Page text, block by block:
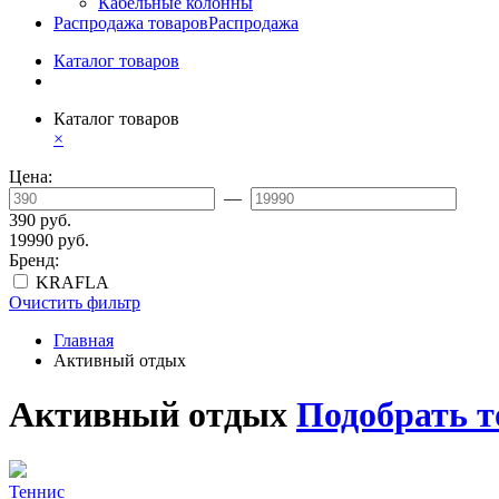
Распродажа товаровРаспродажа
Каталог товаров
Каталог товаров
×
Цена:
—
390 руб.
19990 руб.
Бренд:
KRAFLA
Очистить фильтр
Главная
Активный отдых
Активный отдых Подобрать
Теннис